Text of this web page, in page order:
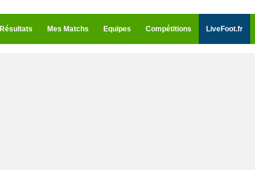
Résultats Mes Matchs Equipes Compétitions LiveFoot.fr